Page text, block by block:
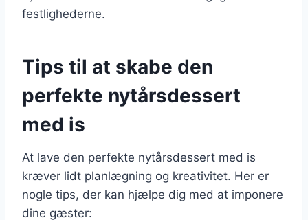
festlighederne.
Tips til at skabe den
perfekte nytårsdessert
med is
At lave den perfekte nytårsdessert med is
kræver lidt planlægning og kreativitet. Her er
nogle tips, der kan hjælpe dig med at imponere
dine gæster: